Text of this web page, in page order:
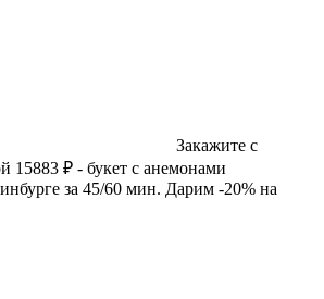
Закажите с
15883 ₽ - букет с анемонами
за 45/60 мин. Дарим -20% на